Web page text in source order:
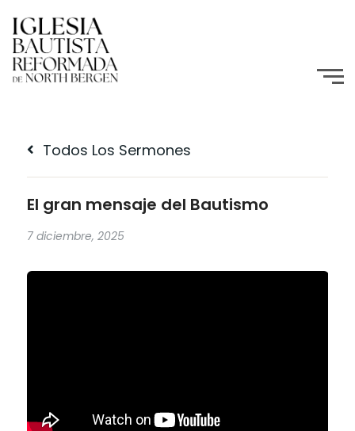
Todos Los Sermones
El gran mensaje del Bautismo
7 diciembre, 2025